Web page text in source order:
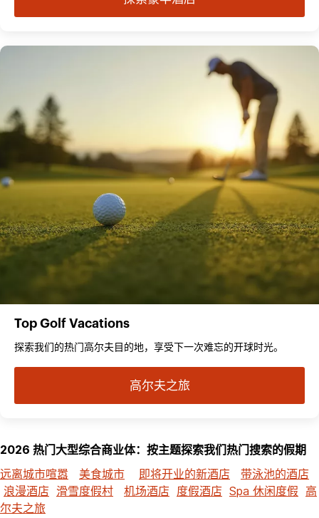
Top Golf Vacations
探索我们的热门高尔夫目的地，享受下一次难忘的开球时光。
高尔夫之旅
2026 热门大型综合商业体：按主题探索我们热门搜索的假期
远离城市喧嚣
美食城市 即将开业的新酒店
带泳池的酒店
浪漫酒店 滑雪度假村 机场酒店 度假酒店 Spa 休闲度假 高
尔夫之旅